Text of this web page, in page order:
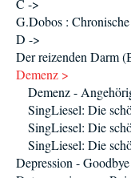
C ->
G.Dobos :
D ->
Der reizenden Darm
Demenz >
Demenz -
SingLiesel: Die
SingLiesel: Die
SingLiesel: Die
Depression - Goodbye